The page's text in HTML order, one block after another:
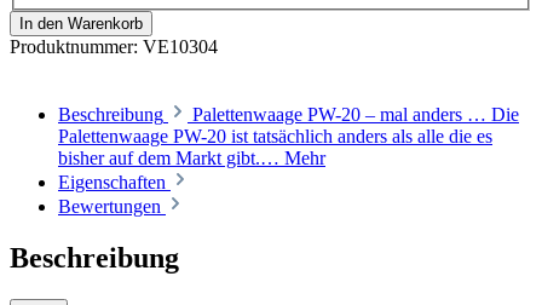
In den Warenkorb
Produktnummer: VE10304
Beschreibung
Palettenwaage PW-20 – mal anders … Die
Palettenwaage PW-20 ist tatsächlich anders als alle die es
bisher auf dem Markt gibt.… Mehr
Eigenschaften
Bewertungen
Beschreibung